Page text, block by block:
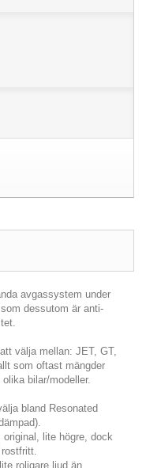
avgassystem under
dessutom är anti-
välja mellan: JET, GT,
som oftast mängder
bilar/modeller.
bland Resonated
lite högre, dock
roligare ljud än